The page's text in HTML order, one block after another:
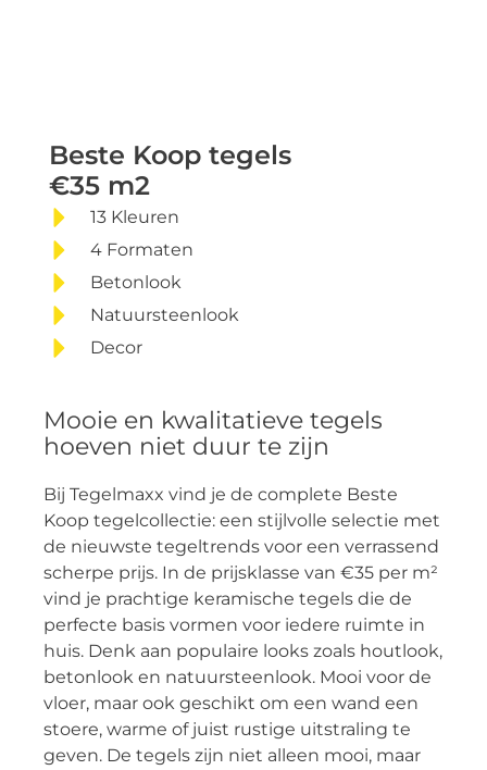
Beste Koop tegels
€35 per m2
Mooie en kwalitatieve tegels
hoeven niet duur te zijn
Bij Tegelmaxx vind je de complete Beste
Koop tegelcollectie: een stijlvolle selectie met
de nieuwste tegeltrends voor een verrassend
scherpe prijs. In de prijsklasse van €35 per m²
vind je prachtige keramische tegels die de
perfecte basis vormen voor iedere ruimte in
huis. Denk aan populaire looks zoals houtlook,
betonlook en natuursteenlook. Mooi voor de
vloer, maar ook geschikt om een wand een
stoere, warme of juist rustige uitstraling te
geven. De tegels zijn niet alleen mooi, maar
Beste Koop tegels
€35 m2
13 Kleuren
4 Formaten
Betonlook
Natuursteenlook
Decor